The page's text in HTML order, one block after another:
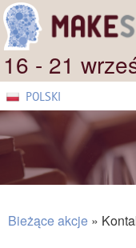
16 - 21
POLSKI
Bieżące akcje